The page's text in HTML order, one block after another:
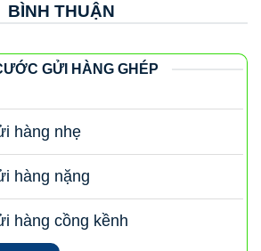
BÌNH THUẬN
GỬI HÀNG GHÉP
hàng nhẹ
hàng nặng
hàng cồng kềnh